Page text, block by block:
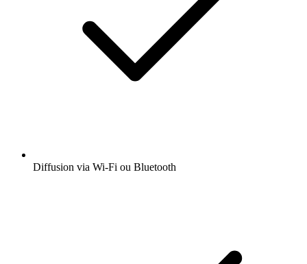
Diffusion via Wi-Fi ou Bluetooth